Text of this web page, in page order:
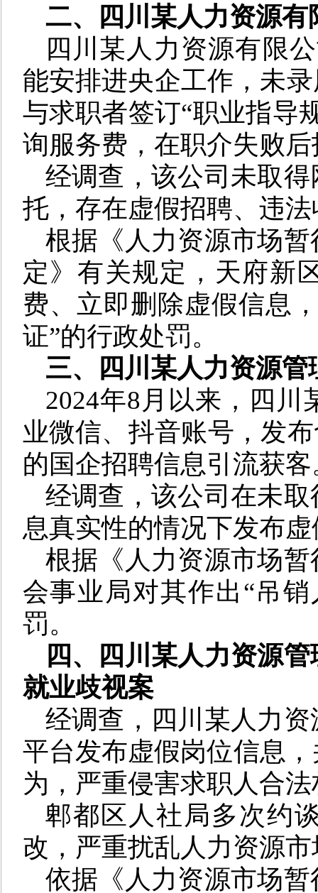
二、
四川某人力资源
四川某人力资源有限
能安排进央企工作，未
与求职者签订“职业指导
询服务费，在职介失败
经调查，该公司未取
托，存在虚假招聘、违
根据《人力资源市场
定》有关规定，天府新
费、立即删除虚假信息
证”的行政处罚。
三、
四川某人力资源
2024年8月以来，四
业微信、抖音账号，发
的国企招聘信息引流获客
经调查，该公司在未
息真实性的情况下发布
根据《人力资源市场
会事业局对其作出“吊
罚。
四、四川某人力资源
就业歧视案
经调查，四川某人力
平台发布虚假岗位信息
为，严重侵害求职人合
郫都区人社局多次约
改，严重扰乱人力资源
依据《人力资源市场